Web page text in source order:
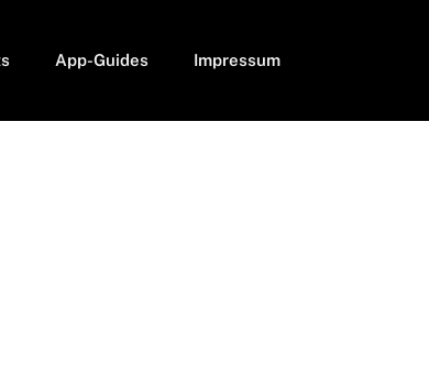
App-Guides Impressum